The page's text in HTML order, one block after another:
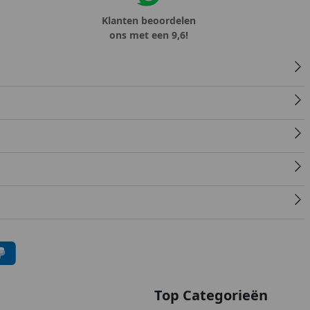
Klanten beoordelen
ons met een 9,6!
Top Categorieën